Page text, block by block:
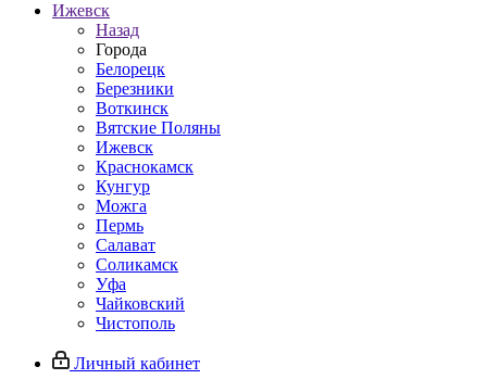
Ижевск
Назад
Города
Белорецк
Березники
Воткинск
Вятские Поляны
Ижевск
Краснокамск
Кунгур
Можга
Пермь
Салават
Соликамск
Уфа
Чайковский
Чистополь
Личный кабинет